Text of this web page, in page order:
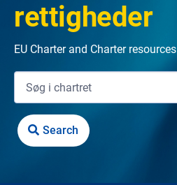
rettigheder
EU Charter and Charter resources